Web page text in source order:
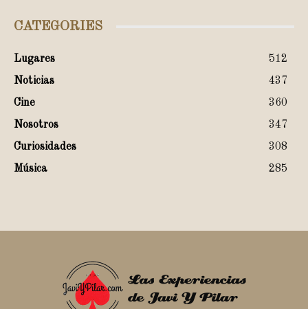
CATEGORIES
Lugares
512
Noticias
437
Cine
360
Nosotros
347
Curiosidades
308
Música
285